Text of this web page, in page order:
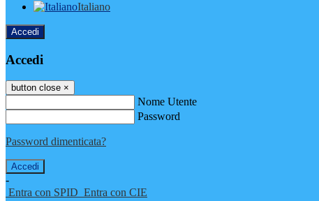
Italiano
Accedi
Accedi
button close ×
Nome Utente
Password
Password dimenticata?
-
Entra con SPID Entra con CIE